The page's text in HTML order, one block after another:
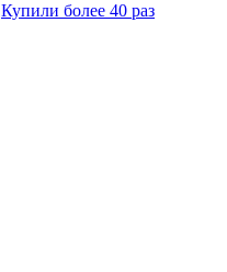
Купили более 40 раз